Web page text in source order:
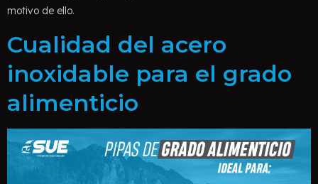
motivo de ello.
Cualidad del acero
inoxidable para el grado
alimenticio